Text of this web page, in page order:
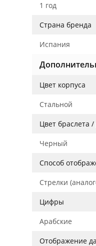
1 год
Страна бренда
Испания
Цвет корпуса
Стальной
Цвет браслета
Черный
Способ
Стрелки
Цифры
Арабские
Отображение